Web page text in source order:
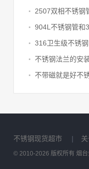
2507双相不锈钢
316卫生级不锈
不锈钢法兰的安
不锈钢现货超市 |
© 2010-2026 版权所有 烟